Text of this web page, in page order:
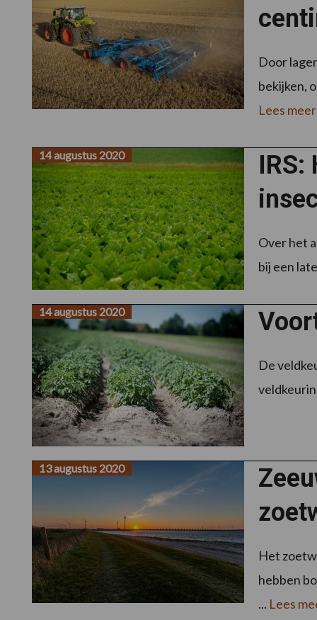
Door
bekijken,
Lees meer
IRS:
14 augustus 2020
Over het
bij een
14 augustus 2020
De
13 augustus 2020
Het
hebben
... Lees